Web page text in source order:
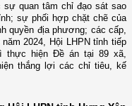
quan tâm chỉ đạo sát sao
sự phối hợp chặt chẽ của
quyền địa phương; các cấp,
2024, Hội LHPN tỉnh tiếp
thực hiện Đề án tại 89 xã,
thắng lợi các chỉ tiêu, kế